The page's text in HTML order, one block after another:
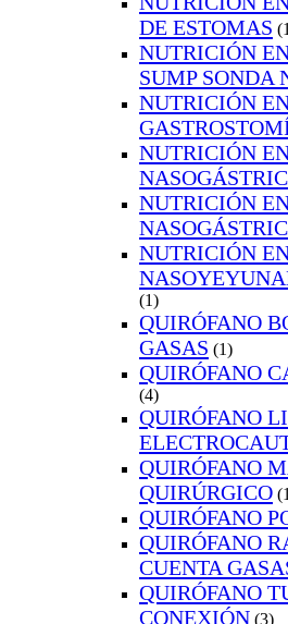
DE ESTOMAS
NUTRICIÓN
SUMP SONDA
NUTRICIÓN
NUTRICIÓN
NUTRICIÓN
NUTRICIÓN
(1)
QUIRÓFANO
GASAS (1)
QUIRÓFANO
(4)
QUIRÓFANO
QUIRÓFANO
QUIRÚRGICO
QUIRÓFANO
QUIRÓFANO
CUENTA
QUIRÓFANO
CONEXIÓN (3)